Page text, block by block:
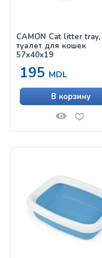
CAMON Cat litter tray,
туалет для кошек
57x40x19
195 MDL
В корзину